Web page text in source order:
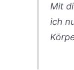
Mit
ich